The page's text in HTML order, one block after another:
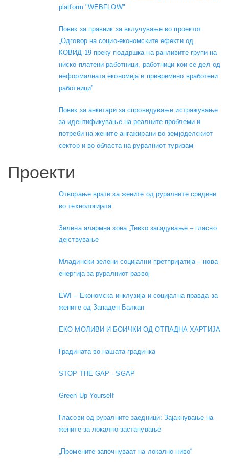
platform "WEBFLOW"
Повик за правник за вклучување во проектот
„Одговор на социо-економските ефекти од
КОВИД-19 преку поддршка на ранливите групи на
ниско-платени работници, работници кои се дел од
неформалната економија и привремено вработени
работници”
Повик за анкетари за спроведување истражување
за идентификување на реалните проблеми и
потреби на жените ангажирани во земјоделскиот
сектор и во областа на руралниот туризам
Проекти
Отворање врати за жените од руралните средини
во технологијата
Зелена алармна зона „Тивко загадување – гласно
дејствување
Младински зелени социјални претпријатија – нова
енергија за руралниот развој
EWI – Економска инклузија и социјална правда за
жените од Западен Балкан
ЕКО МОЛИВИ И БОИЧКИ ОД ОТПАДНА ХАРТИЈА
Градината во нашата градинка
STOP THE GAP - SGAP
Green Up Yourself
Гласови од руралните заедници: Зајакнување на
жените за локално застапување
„Промените започнуваат на локално ниво“